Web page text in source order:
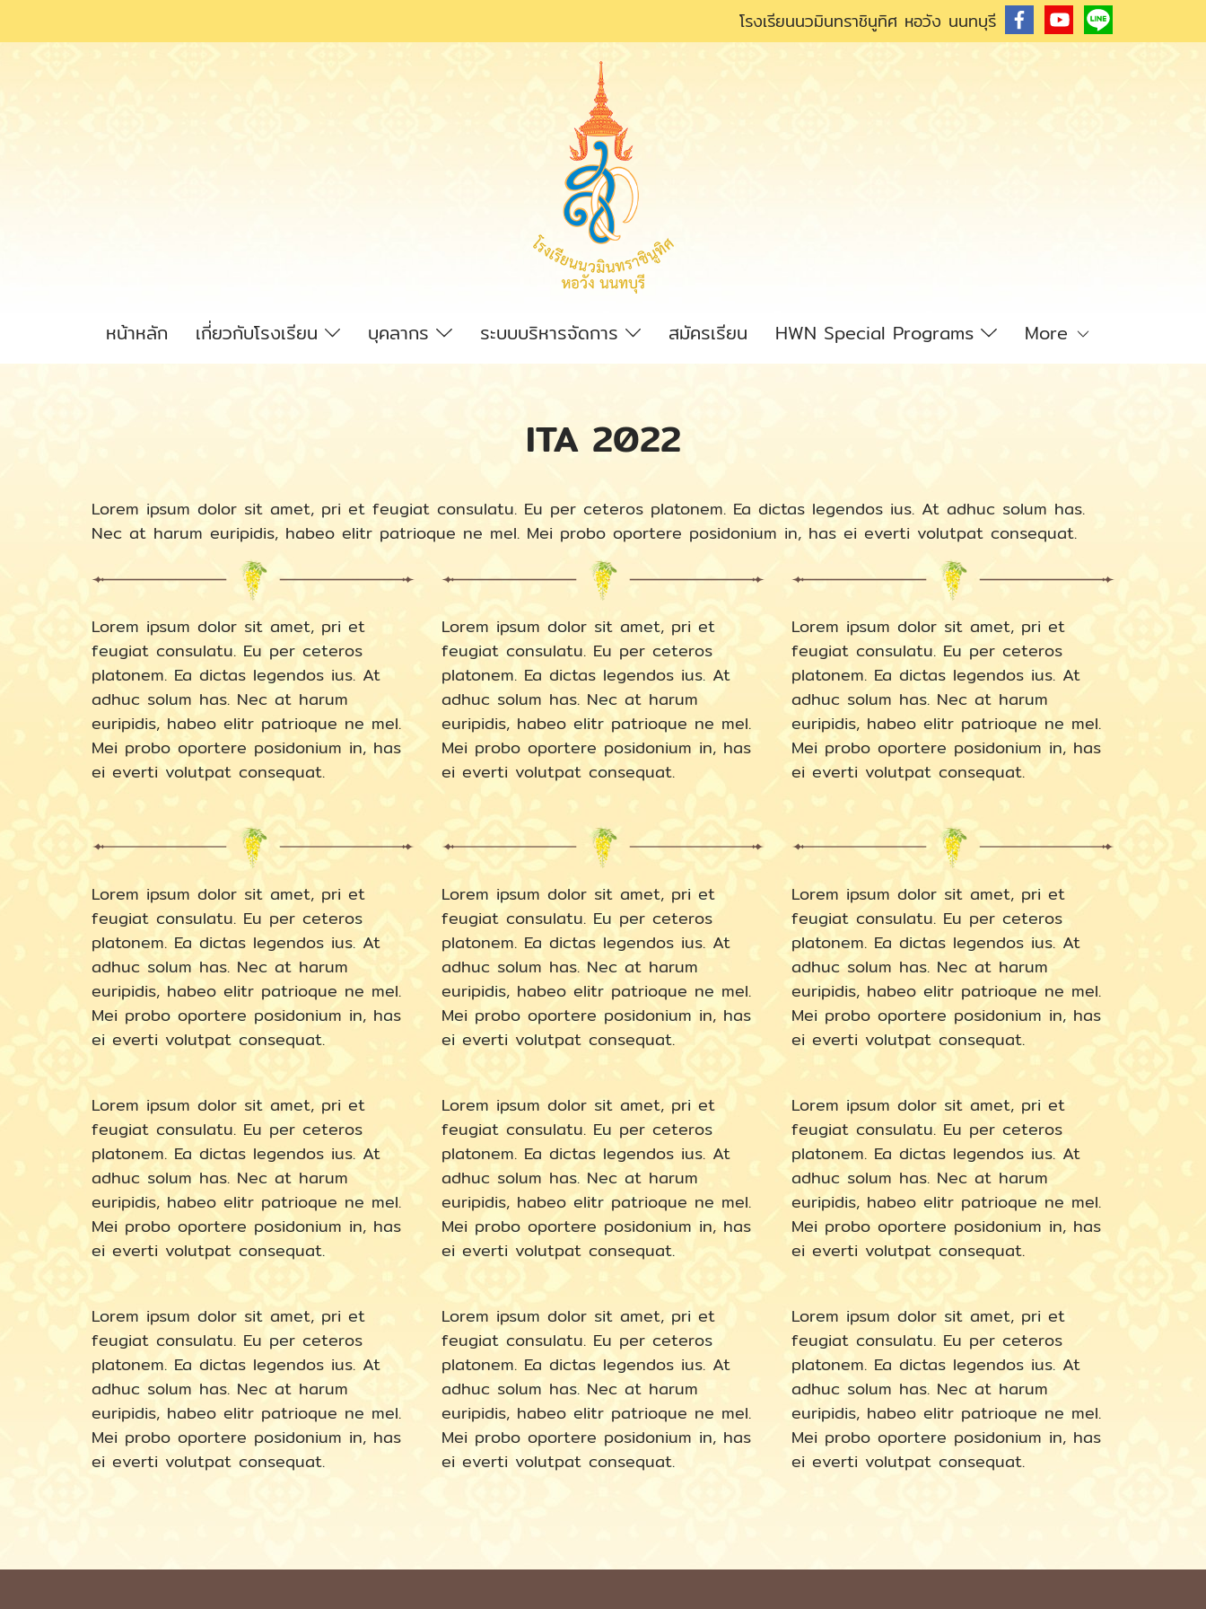
โรงเรียนนวมินทราชินูทิศ หอวัง นนทบุรี
หน้าหลัก เกี่ยวกับโรงเรียน บุคลากร ระบบบริหารจัดการ สมัครเรียน HWN Special Programs More
ITA 2022
Lorem ipsum dolor sit amet, pri et feugiat consulatu. Eu per ceteros platonem. Ea dictas legendos ius. At adhuc solum has.
Nec at harum euripidis, habeo elitr patrioque ne mel. Mei probo oportere posidonium in, has ei everti volutpat consequat.
Lorem ipsum dolor sit amet, pri et
feugiat consulatu. Eu per ceteros
platonem. Ea dictas legendos ius. At
adhuc solum has. Nec at harum
euripidis, habeo elitr patrioque ne mel.
Mei probo oportere posidonium in, has
ei everti volutpat consequat.
Lorem ipsum dolor sit amet, pri et
feugiat consulatu. Eu per ceteros
platonem. Ea dictas legendos ius. At
adhuc solum has. Nec at harum
euripidis, habeo elitr patrioque ne mel.
Mei probo oportere posidonium in, has
ei everti volutpat consequat.
Lorem ipsum dolor sit amet, pri et
feugiat consulatu. Eu per ceteros
platonem. Ea dictas legendos ius. At
adhuc solum has. Nec at harum
euripidis, habeo elitr patrioque ne mel.
Mei probo oportere posidonium in, has
ei everti volutpat consequat.
Lorem ipsum dolor sit amet, pri et
feugiat consulatu. Eu per ceteros
platonem. Ea dictas legendos ius. At
adhuc solum has. Nec at harum
euripidis, habeo elitr patrioque ne mel.
Mei probo oportere posidonium in, has
ei everti volutpat consequat.
Lorem ipsum dolor sit amet, pri et
feugiat consulatu. Eu per ceteros
platonem. Ea dictas legendos ius. At
adhuc solum has. Nec at harum
euripidis, habeo elitr patrioque ne mel.
Mei probo oportere posidonium in, has
ei everti volutpat consequat.
Lorem ipsum dolor sit amet, pri et
feugiat consulatu. Eu per ceteros
platonem. Ea dictas legendos ius. At
adhuc solum has. Nec at harum
euripidis, habeo elitr patrioque ne mel.
Mei probo oportere posidonium in, has
ei everti volutpat consequat.
Lorem ipsum dolor sit amet, pri et
feugiat consulatu. Eu per ceteros
platonem. Ea dictas legendos ius. At
adhuc solum has. Nec at harum
euripidis, habeo elitr patrioque ne mel.
Mei probo oportere posidonium in, has
ei everti volutpat consequat.
Lorem ipsum dolor sit amet, pri et
feugiat consulatu. Eu per ceteros
platonem. Ea dictas legendos ius. At
adhuc solum has. Nec at harum
euripidis, habeo elitr patrioque ne mel.
Mei probo oportere posidonium in, has
ei everti volutpat consequat.
Lorem ipsum dolor sit amet, pri et
feugiat consulatu. Eu per ceteros
platonem. Ea dictas legendos ius. At
adhuc solum has. Nec at harum
euripidis, habeo elitr patrioque ne mel.
Mei probo oportere posidonium in, has
ei everti volutpat consequat.
Lorem ipsum dolor sit amet, pri et
feugiat consulatu. Eu per ceteros
platonem. Ea dictas legendos ius. At
adhuc solum has. Nec at harum
euripidis, habeo elitr patrioque ne mel.
Mei probo oportere posidonium in, has
ei everti volutpat consequat.
Lorem ipsum dolor sit amet, pri et
feugiat consulatu. Eu per ceteros
platonem. Ea dictas legendos ius. At
adhuc solum has. Nec at harum
euripidis, habeo elitr patrioque ne mel.
Mei probo oportere posidonium in, has
ei everti volutpat consequat.
Lorem ipsum dolor sit amet, pri et
feugiat consulatu. Eu per ceteros
platonem. Ea dictas legendos ius. At
adhuc solum has. Nec at harum
euripidis, habeo elitr patrioque ne mel.
Mei probo oportere posidonium in, has
ei everti volutpat consequat.